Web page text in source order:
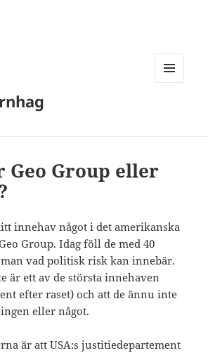
Geo Group eller
innehav något i det amerikanska
Group. Idag föll de med 40
vad politisk risk kan innebär.
är ett av de största innehaven
efter raset) och att de ännu inte
eller något.
är att USA:s justitiedepartement